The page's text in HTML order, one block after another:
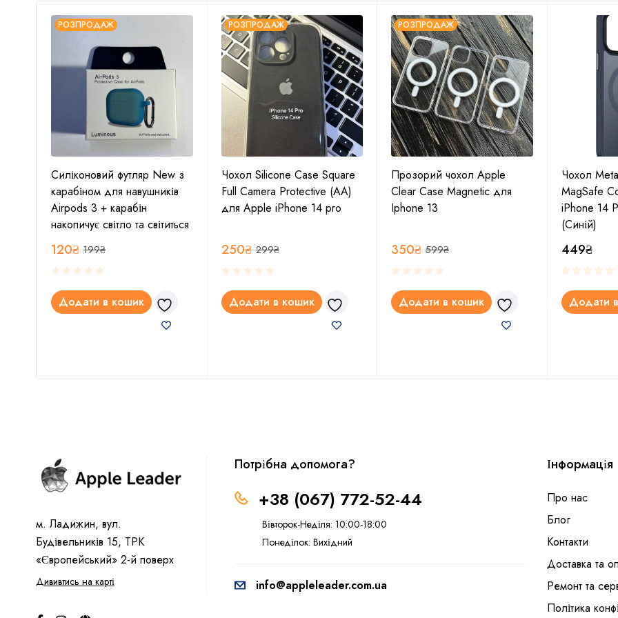
РОЗПРОДАЖ
Силіконовий футляр New з
карабіном для навушників
Airpods 3 + карабін
накопичує світло та світиться
199₴
120₴
Додати в кошик
РОЗПРОДАЖ
Чохол Silicone Case Square
Full Camera Protective (AA)
для Apple iPhone 14 pro
299₴
250₴
Додати в кошик
РОЗПРОДАЖ
Прозорий чохол Apple
Clear Case Magnetic для
Iphone 13
599₴
350₴
Додати в кошик
Чохол
MagSafe
iPhone 14
(Синій)
449₴
Додати
м. Ладижин, вул.
Будівельників 15, ТРК
«Європейський» 2-й поверх
Дививтись на карті
Потрібна допомога?
+38 (067) 772-52-44
Вівторок-Неділя: 10:00-18:00
Понеділок: Вихідний
info@appleleader.com.ua
Інформація
Про нас
Блог
Контакти
Доставка та
Ремонт та
Політика